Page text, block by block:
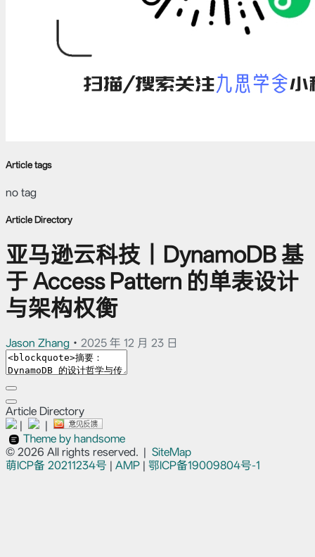
Article tags
no tag
Article Directory
亚马逊云科技｜DynamoDB 基
于 Access Pattern 的单表设计
与架构权衡
Jason Zhang • 2025 年 12 月 23 日
Article Directory
|
|
Theme by handsome
© 2026 All rights reserved. | SiteMap
萌ICP备 20211234号 | AMP | 鄂ICP备19009804号-1